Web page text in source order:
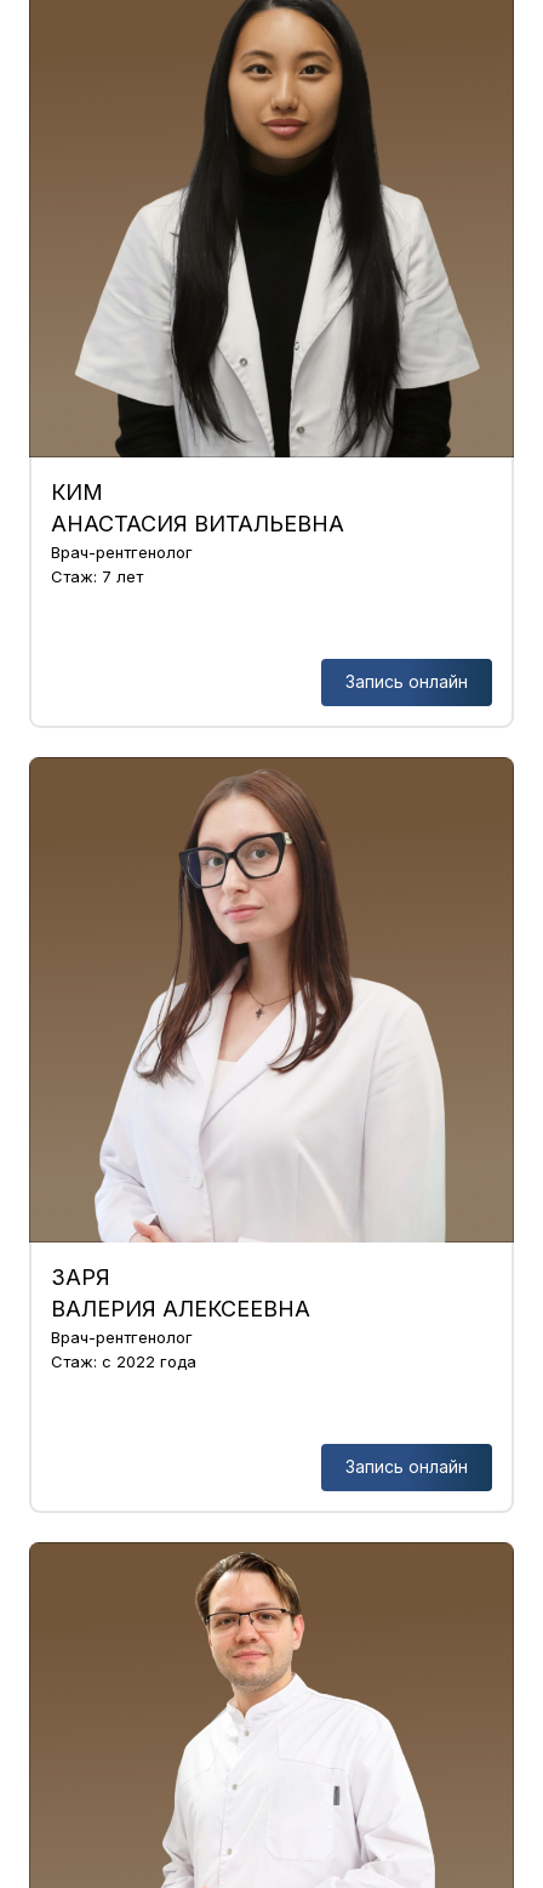
КИМ
АНАСТАСИЯ ВИТАЛЬЕВНА
Врач-рентгенолог
Стаж: 7 лет
Запись онлайн
ЗАРЯ
ВАЛЕРИЯ АЛЕКСЕЕВНА
Врач-рентгенолог
Стаж: с 2022 года
Запись онлайн